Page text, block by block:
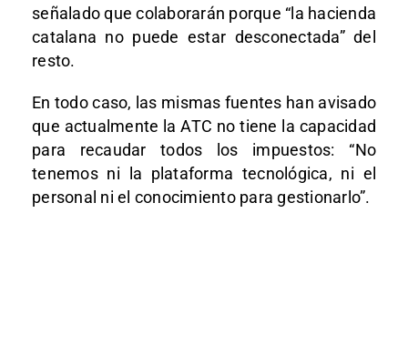
señalado que colaborarán porque “la hacienda
catalana no puede estar desconectada” del
resto.
En todo caso, las mismas fuentes han avisado
que actualmente la ATC no tiene la capacidad
para recaudar todos los impuestos: “No
tenemos ni la plataforma tecnológica, ni el
personal ni el conocimiento para gestionarlo”.